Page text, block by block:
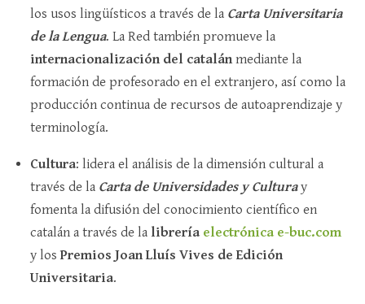
los usos lingüísticos a través de la Carta Universitaria
de la Lengua. La Red también promueve la
internacionalización del catalánmediante la
formación de profesorado en el extranjero, así como la
producción continua de recursos de autoaprendizaje y
terminología.
Cultura: lidera el análisis de la dimensión cultural a
través de la Carta de Universidades y Culturay
fomenta la difusión del conocimiento científico en
catalán a través de la librería electrónica e-buc.com
y los Premios Joan Lluís Vives de Edición
Universitaria.